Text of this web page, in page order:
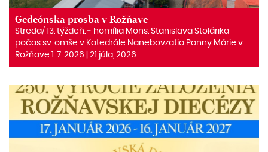
Gedeónska prosba v Rožňave
Streda/ 13. týždeň. ‒ homília Mons. Stanislava Stolárika
počas sv. omše v Katedrále Nanebovzatia Panny Márie v
Rožňave 1. 7. 2026 | 21 júla, 2026